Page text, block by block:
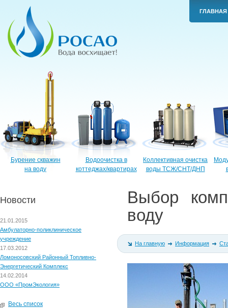
ГЛАВНАЯ
Бурение скважин
на воду
Водоочистка в
коттеджах/квартирах
Коллективная очистка
воды ТСЖ/СНТ/ДНП
Новости
21.01.2015
Амбулаторно-поликлиническое
учреждение
17.03.2012
Ломоносовский Районный Топливно-
Энергетический Комплекс
14.02.2014
ООО «ПромЭкология»
Весь список
Выбор
воду
На главную Информация